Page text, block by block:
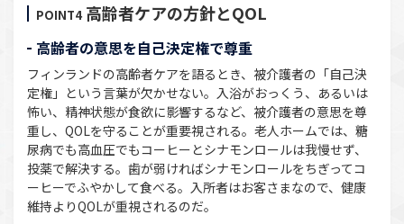
POINT4 高齢者ケアの方針とQOL
高齢者の意思を自己決定権で尊重
フィンランドの高齢者ケアを語るとき、被介護者の「自己決
定権」という言葉が欠かせない。入浴がおっくう、あるいは
怖い、精神状態が食欲に影響するなど、被介護者の意思を尊
重し、QOLを守ることが重要視される。老人ホームでは、糖
尿病でも高血圧でもコーヒーとシナモンロールは我慢せず、
投薬で解決する。歯が弱ければシナモンロールをちぎってコ
ーヒーでふやかして食べる。入所者はお客さまなので、健康
維持よりQOLが重視されるのだ。